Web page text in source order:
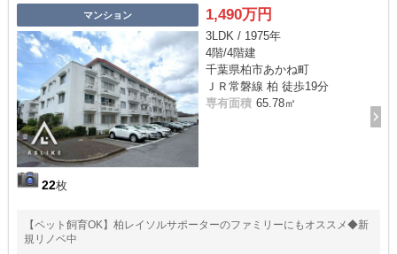
マンション
22枚
1,490万円
3LDK / 1975年
4階/4階建
千葉県柏市あかね町
ＪＲ常磐線 柏 徒歩19分
専有面積 65.78㎡
【ペット飼育OK】柏レイソルサポーターのファミリーにもオススメ◆新
規リノベ中